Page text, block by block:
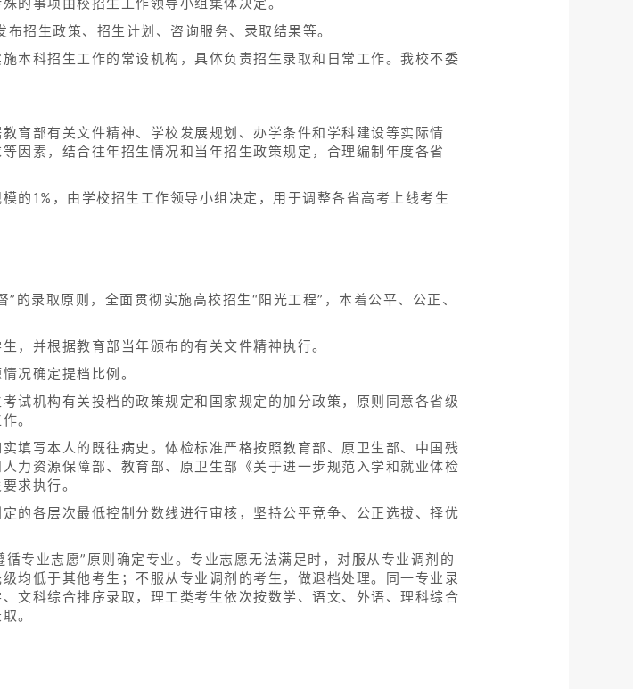
生政策、招生计划、咨询服务、录取结果等。
本科招生工作的常设机构，具体负责招生录取和日常工作。我校不委
育部有关文件精神、学校发展规划、办学条件和学科建设等实际情
因素，结合往年招生情况和当年招生政策规定，合理编制年度各省
的1%，由学校招生工作领导小组决定，用于调整各省高考上线考生
的录取原则，全面贯彻实施高校招生“阳光工程”，本着公平、公正、
，并根据教育部当年颁布的有关文件精神执行。
况确定提档比例。
试机构有关投档的政策规定和国家规定的加分政策，原则同意各省级
。
填写本人的既往病史。体检标准严格按照教育部、原卫生部、中国残
力资源保障部、教育部、原卫生部《关于进一步规范入学和就业体检
求执行。
的各层次最低控制分数线进行审核，坚持公平竞争、公正选拔、择优
专业志愿”原则确定专业。专业志愿无法满足时，对服从专业调剂的
均低于其他考生；不服从专业调剂的考生，做退档处理。同一专业录
文科综合排序录取，理工类考生依次按数学、语文、外语、理科综合
。